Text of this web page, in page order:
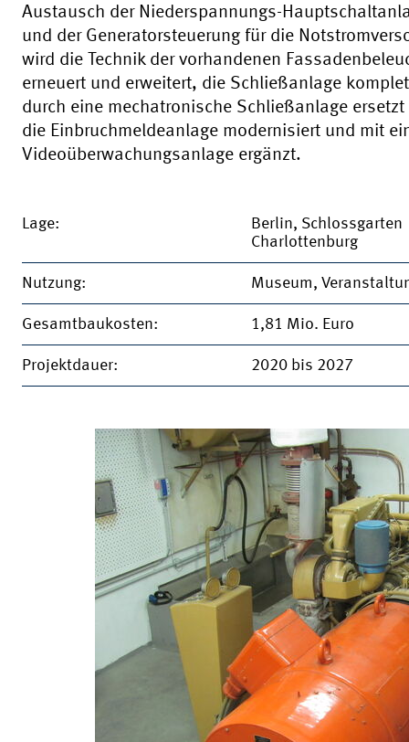
Austausch der Niederspannungs-
und der Generatorsteuerung für die
wird die Technik der vorhandenen
erneuert und erweitert, die Schließanlage
durch eine mechatronische Schließanlage
die Einbruchmeldeanlage modernisiert und mit
Videoüberwachungsanlage ergänzt.
Lage:
Berlin, Schlossgarten
Charlottenburg
Nutzung: Museum,
Gesamtbaukosten: 1,81 Mio. Euro
Projektdauer: 2020 bis 2027